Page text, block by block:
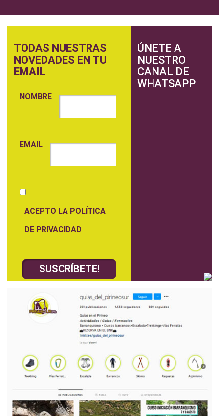
TODAS NUESTRAS
NOVEDADES EN TU
EMAIL
NOMBRE
EMAIL
ACEPTO LA POLÍTICA
DE PRIVACIDAD
ÚNETE A
NUESTRO
CANAL DE
WHATSAPP